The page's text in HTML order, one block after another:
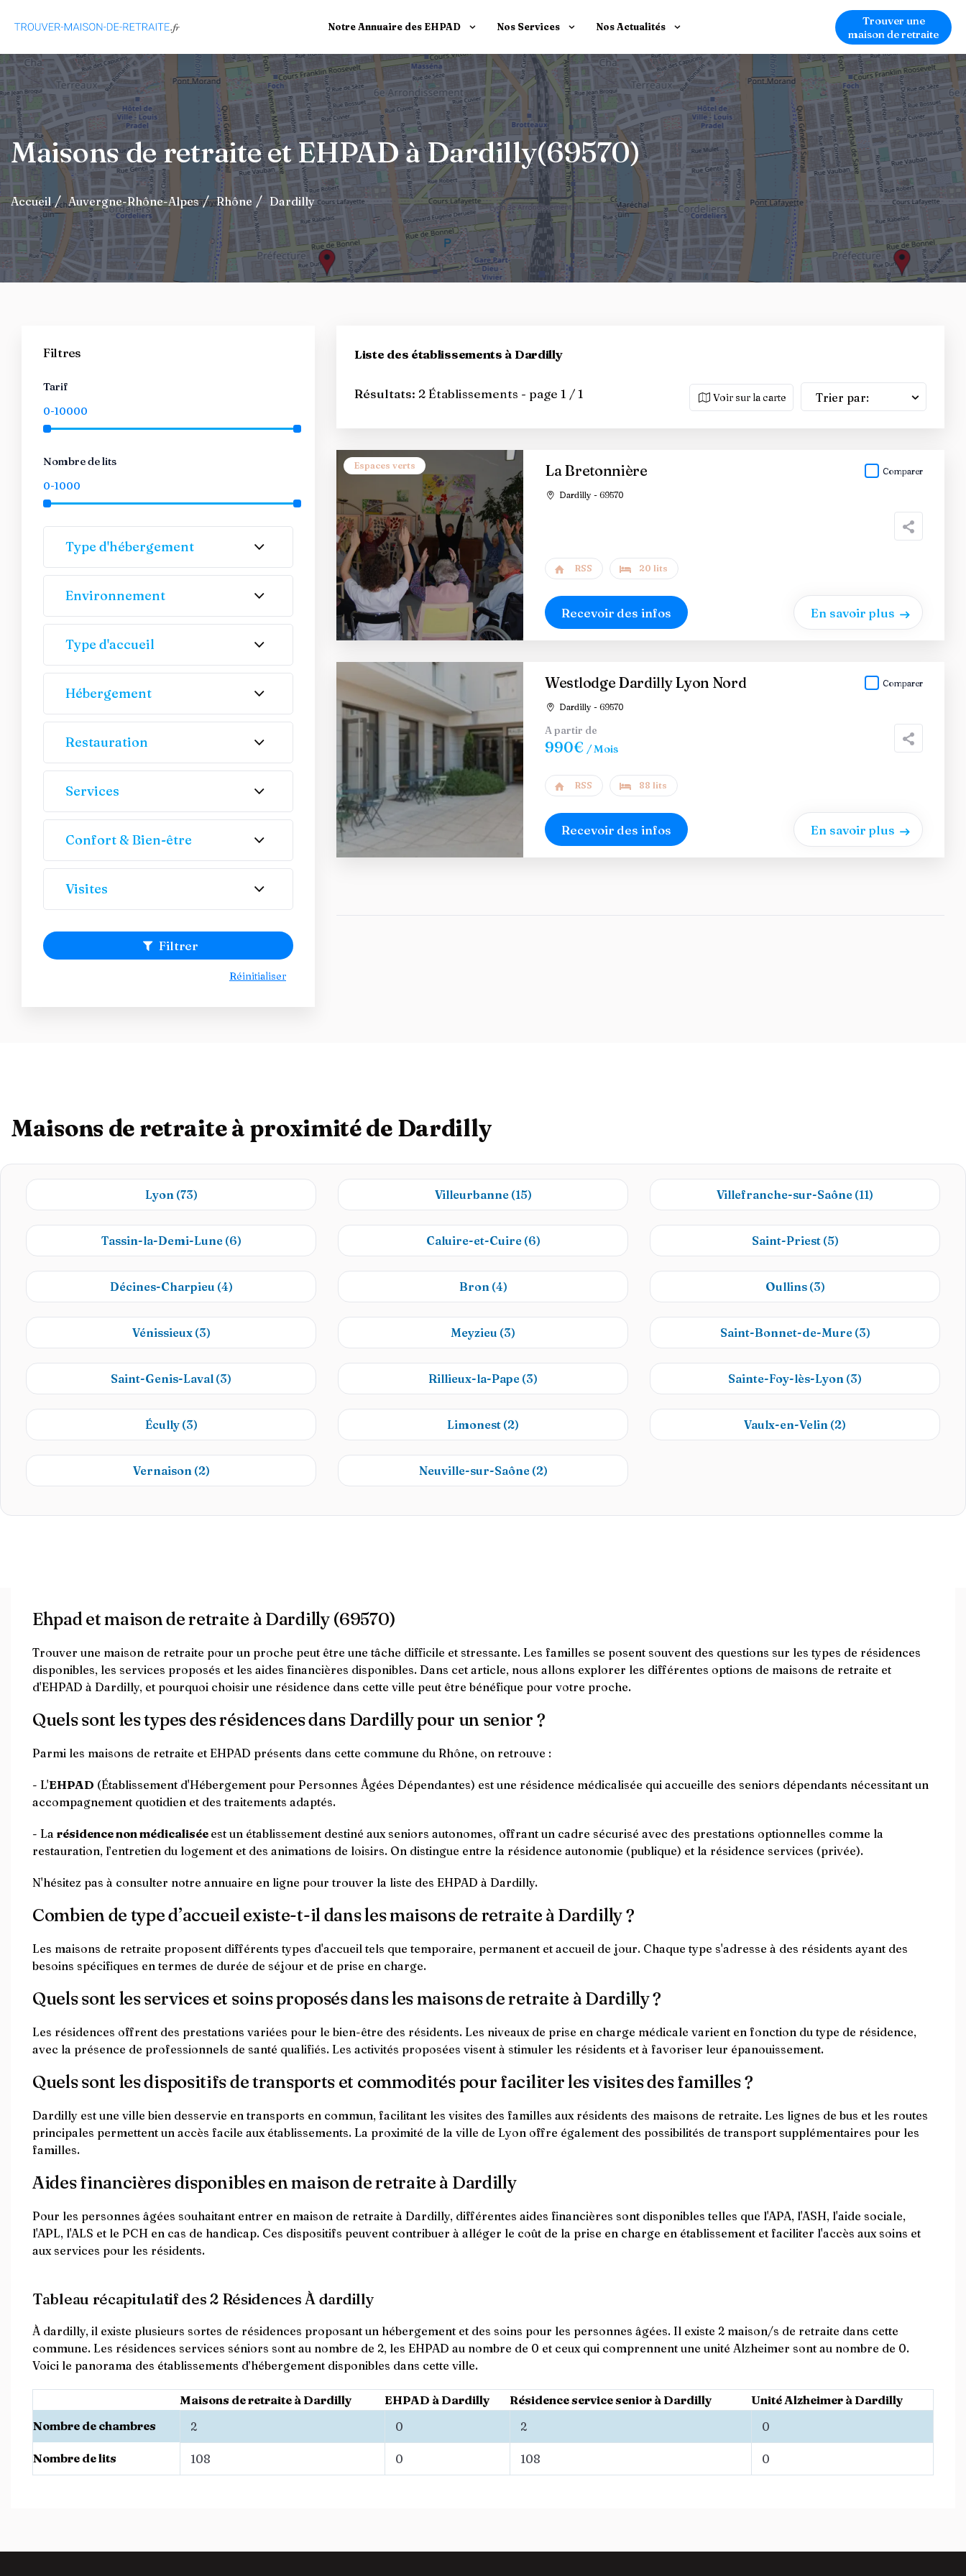
Notre Annuaire des EHPAD Nos Services Nos Actualités
Trouver une
maison de retraite
Maisons de retraite et EHPAD à Dardilly(69570)
Accueil Auvergne-Rhône-Alpes Rhône Dardilly
Liste des établissements à Dardilly
Résultats: 2 Établissements - page 1 / 1 Voir sur la carte Trier par:
Espaces verts La Bretonnière
Dardilly - 69570
Comparer
RSS 20 lits
Recevoir des infos En savoir plus
Westlodge Dardilly Lyon Nord
Dardilly - 69570
Comparer
A partir de
990€ / Mois
RSS 88 lits
Recevoir des infos En savoir plus
Filtres
Tarif
Nombre de lits
Type d'hébergement
Environnement
Type d'accueil
Hébergement
Restauration
Services
Confort & Bien-être
Visites
Filtrer
Réinitialiser
Maisons de retraite à proximité de Dardilly
Lyon (73) Villeurbanne (15) Villefranche-sur-Saône (11)
Tassin-la-Demi-Lune (6) Caluire-et-Cuire (6) Saint-Priest (5)
Décines-Charpieu (4) Bron (4) Oullins (3)
Vénissieux (3) Meyzieu (3) Saint-Bonnet-de-Mure (3)
Saint-Genis-Laval (3) Rillieux-la-Pape (3) Sainte-Foy-lès-Lyon (3)
Écully (3) Limonest (2) Vaulx-en-Velin (2)
Vernaison (2) Neuville-sur-Saône (2)
Ehpad et maison de retraite à Dardilly (69570)
Trouver une maison de retraite pour un proche peut être une tâche difficile et stressante. Les familles se posent souvent des questions sur les types de résidences
disponibles, les services proposés et les aides financières disponibles. Dans cet article, nous allons explorer les différentes options de maisons de retraite et
d'EHPAD à Dardilly, et pourquoi choisir une résidence dans cette ville peut être bénéfique pour votre proche.
Quels sont les types des résidences dans Dardilly pour un senior ?
Parmi les maisons de retraite et EHPAD présents dans cette commune du Rhône, on retrouve :
- L'EHPAD (Établissement d'Hébergement pour Personnes Âgées Dépendantes) est une résidence médicalisée qui accueille des seniors dépendants nécessitant un
accompagnement quotidien et des traitements adaptés.
- La résidence non médicalisée est un établissement destiné aux seniors autonomes, offrant un cadre sécurisé avec des prestations optionnelles comme la
restauration, l’entretien du logement et des animations de loisirs. On distingue entre la résidence autonomie (publique) et la résidence services (privée).
N'hésitez pas à consulter notre annuaire en ligne pour trouver la liste des EHPAD à Dardilly.
Combien de type d’accueil existe-t-il dans les maisons de retraite à Dardilly ?
Les maisons de retraite proposent différents types d'accueil tels que temporaire, permanent et accueil de jour. Chaque type s'adresse à des résidents ayant des
besoins spécifiques en termes de durée de séjour et de prise en charge.
Quels sont les services et soins proposés dans les maisons de retraite à Dardilly ?
Les résidences offrent des prestations variées pour le bien-être des résidents. Les niveaux de prise en charge médicale varient en fonction du type de résidence,
avec la présence de professionnels de santé qualifiés. Les activités proposées visent à stimuler les résidents et à favoriser leur épanouissement.
Quels sont les dispositifs de transports et commodités pour faciliter les visites des familles ?
Dardilly est une ville bien desservie en transports en commun, facilitant les visites des familles aux résidents des maisons de retraite. Les lignes de bus et les routes
principales permettent un accès facile aux établissements. La proximité de la ville de Lyon offre également des possibilités de transport supplémentaires pour les
familles.
Aides financières disponibles en maison de retraite à Dardilly
Pour les personnes âgées souhaitant entrer en maison de retraite à Dardilly, différentes aides financières sont disponibles telles que l'APA, l'ASH, l'aide sociale,
l'APL, l'ALS et le PCH en cas de handicap. Ces dispositifs peuvent contribuer à alléger le coût de la prise en charge en établissement et faciliter l'accès aux soins et
aux services pour les résidents.
Tableau récapitulatif des 2 Résidences À dardilly
À dardilly, il existe plusieurs sortes de résidences proposant un hébergement et des soins pour les personnes âgées. Il existe 2 maison/s de retraite dans cette
commune. Les résidences services séniors sont au nombre de 2, les EHPAD au nombre de 0 et ceux qui comprennent une unité Alzheimer sont au nombre de 0.
Voici le panorama des établissements d’hébergement disponibles dans cette ville.
Maisons de retraite à Dardilly EHPAD à Dardilly Résidence service senior à Dardilly
Unité Alzheimer à Dardilly
Nombre de chambres
2 0 2 0
Nombre de lits 108 0 108 0